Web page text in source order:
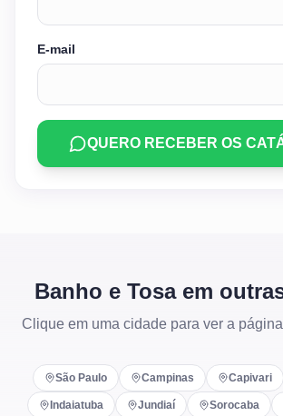
E-mail
QUERO RECEBER OS
Banho e Tosa em
Clique em uma cidade para ver a
São Paulo Campinas Capivari
Indaiatuba Jundiaí Sorocaba